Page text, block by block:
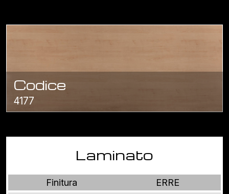
Codice
4177
Laminato
Finitura
ERRE